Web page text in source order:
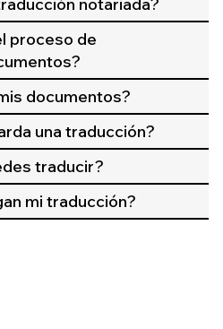
proceso de
documentos?
una traducción?
traducir?
mi traducción?